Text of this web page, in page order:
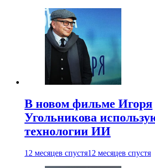
В новом фильме Игоря
Угольникова
технологии ИИ
12 месяцев спустя12 месяцев спустя